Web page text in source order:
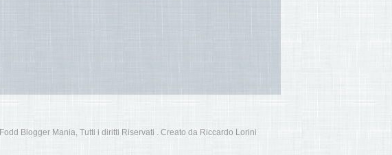
Fodd Blogger Mania, Tutti i diritti Riservati . Creato da Riccardo Lorini